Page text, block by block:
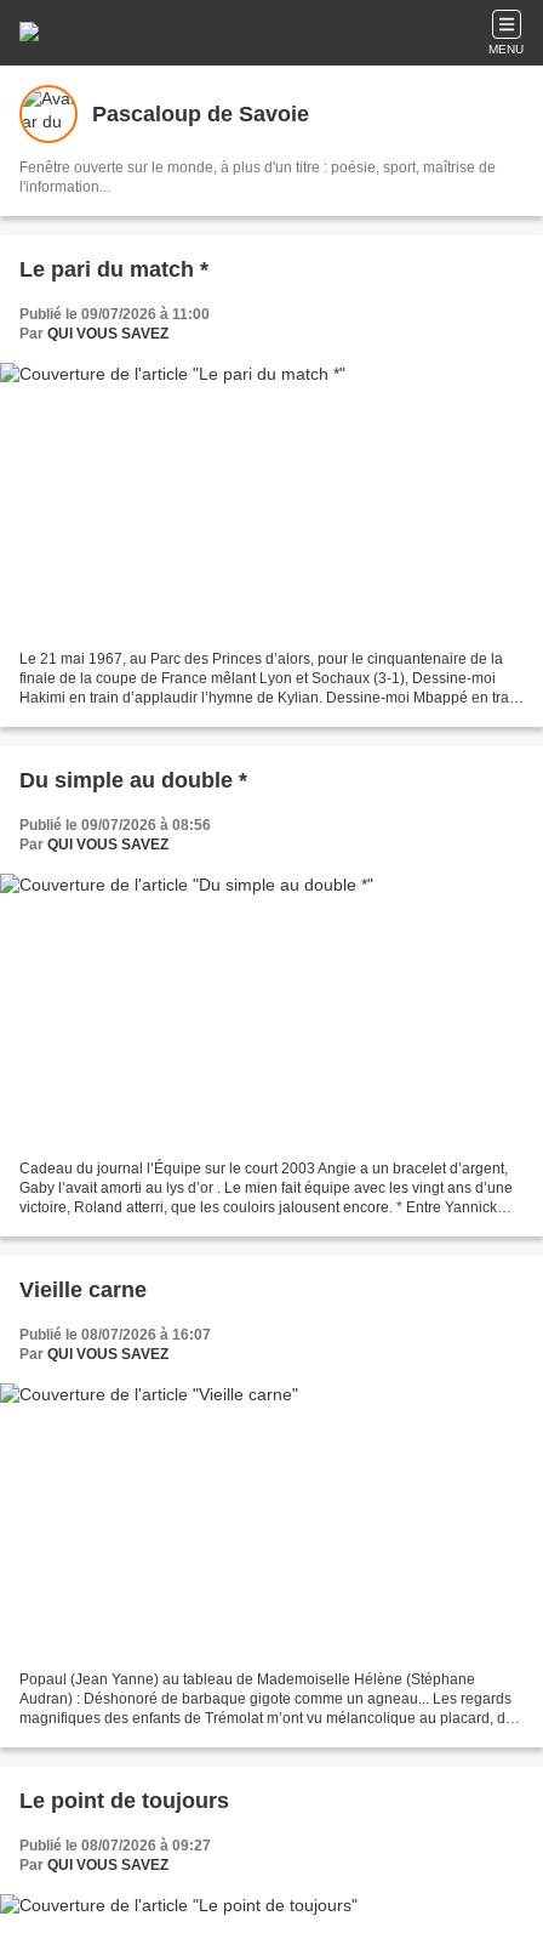
MENU
Pascaloup de Savoie
Fenêtre ouverte sur le monde, à plus d'un titre : poésie, sport, maîtrise de
l'information...
Le pari du match *
Publié le 09/07/2026 à 11:00
Par QUI VOUS SAVEZ
Le 21 mai 1967, au Parc des Princes d’alors, pour le cinquantenaire de la
finale de la coupe de France mêlant Lyon et Sochaux (3-1), Dessine-moi
Hakimi en train d’applaudir l’hymne de Kylian. Dessine-moi Mbappé en train
Du simple au double *
Publié le 09/07/2026 à 08:56
Par QUI VOUS SAVEZ
Cadeau du journal l’Équipe sur le court 2003 Angie a un bracelet d’argent,
Gaby l’avait amorti au lys d’or . Le mien fait équipe avec les vingt ans d’une
victoire, Roland atterri, que les couloirs jalousent encore. * Entre Yannick
Vieille carne
Publié le 08/07/2026 à 16:07
Par QUI VOUS SAVEZ
Popaul (Jean Yanne) au tableau de Mademoiselle Hélène (Stéphane
Audran) : Déshonoré de barbaque gigote comme un agneau... Les regards
magnifiques des enfants de Trémolat m’ont vu mélancolique au placard, des
Le point de toujours
Publié le 08/07/2026 à 09:27
Par QUI VOUS SAVEZ